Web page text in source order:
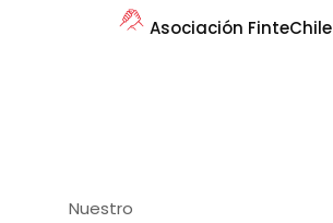
Asociación FinteChile
Nuestro